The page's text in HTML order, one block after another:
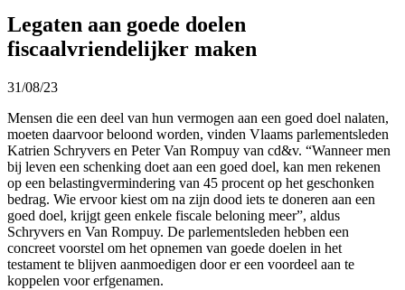
Legaten aan goede doelen
fiscaalvriendelijker maken
31/08/23
Mensen die een deel van hun vermogen aan een goed doel nalaten,
moeten daarvoor beloond worden, vinden Vlaams parlementsleden
Katrien Schryvers en Peter Van Rompuy van cd&v. “Wanneer men
bij leven een schenking doet aan een goed doel, kan men rekenen
op een belastingvermindering van 45 procent op het geschonken
bedrag. Wie ervoor kiest om na zijn dood iets te doneren aan een
goed doel, krijgt geen enkele fiscale beloning meer”, aldus
Schryvers en Van Rompuy. De parlementsleden hebben een
concreet voorstel om het opnemen van goede doelen in het
testament te blijven aanmoedigen door er een voordeel aan te
koppelen voor erfgenamen.